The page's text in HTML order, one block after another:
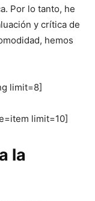
Por lo tanto, he
y crítica de
hemos
limit=8]
limit=10]
la